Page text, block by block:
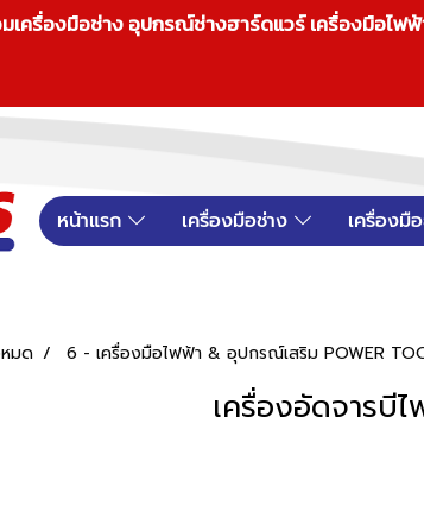
เครื่องมือช่าง อุปกรณ์ช่างฮาร์ดแวร์ เครื่องมือไ
หน้าแรก เครื่องมือช่าง เครื่องมื
มด 6 - เครื่องมือไฟฟ้า & อุปกรณ์เสริม POWER
เครื่องอัดจารบี